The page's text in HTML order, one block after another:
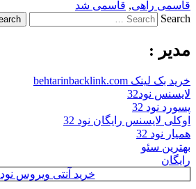
قاسمی راهی, قاسمی شد
Search
مدیر :
خرید بک لینک behtarinbacklink.com
لایسنس نود32
پسورد نود 32
اوکلی لایسنس رایگان نود 32
همیار نود 32
بهترین سئو
رایگان
خرید آنتی ویروس نود 32